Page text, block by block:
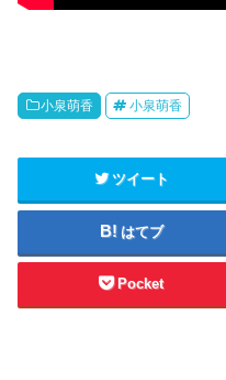
小泉萌香 小泉萌香
ツイート
はてブ
Pocket